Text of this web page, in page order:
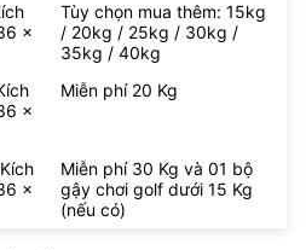
x
Tùy chọn mua thêm: 15kg
/ 20kg / 25kg / 30kg /
35kg / 40kg
x
Miễn phí 20 Kg
x
Miễn phí 30 Kg và 01 bộ
gậy chơi golf dưới 15 Kg
(nếu có)